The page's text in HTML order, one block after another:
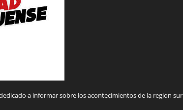
a informar sobre los acontecimientos de la region sur